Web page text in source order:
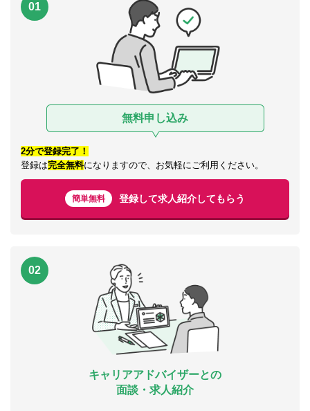
01
無料申し込み
2分で登録完了！
登録は完全無料になりますので、お気軽にご利用ください。
簡単無料 登録して求人紹介してもらう
02
キャリアアドバイザーとの
面談・求人紹介